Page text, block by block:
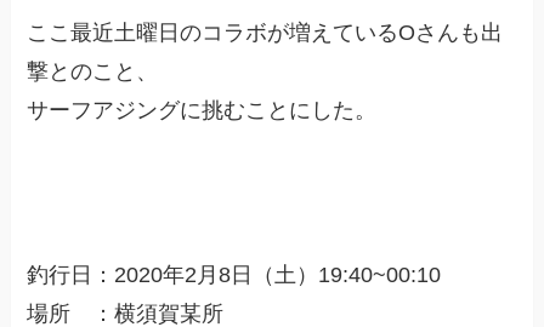
ここ最近土曜日のコラボが増えているOさんも出
撃とのこと、
サーフアジングに挑むことにした。
釣行日： 2020年2 月8日（土）19:40~00:10
場所 ：横須賀某所